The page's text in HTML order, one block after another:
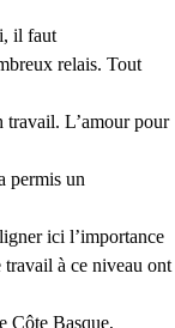
il faut
relais. Tout
travail. L’amour pour
permis un
ici l’importance
travail à ce niveau ont
Côte Basque,